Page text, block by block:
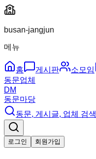
busan-jangjun
메뉴
홈 게시판 소모임
동문업체
DM
동문마당
동문, 게시글, 업체 검색
로그인 회원가입